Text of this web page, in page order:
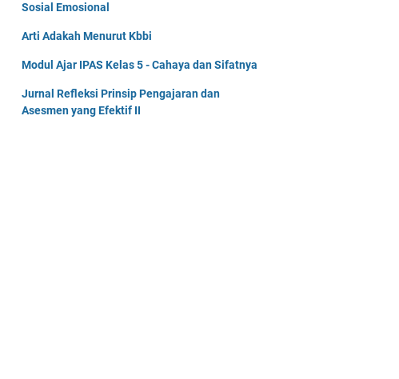
Sosial Emosional
Arti Adakah Menurut Kbbi
Modul Ajar IPAS Kelas 5 - Cahaya dan Sifatnya
Jurnal Refleksi Prinsip Pengajaran dan
Asesmen yang Efektif II